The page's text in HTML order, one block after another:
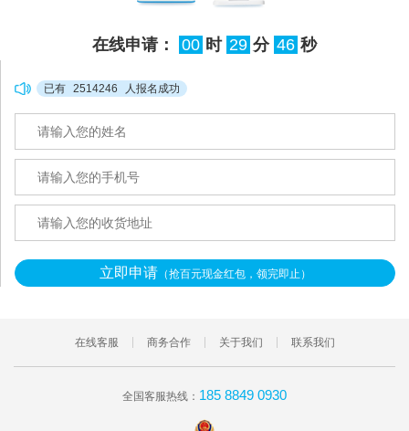
在线申请： 00 时 29 分 46 秒
已有 2514246 人报名成功
立即申请（抢百元现金红包，领完即止）
在线客服 商务合作 关于我们 联系我们
全国客服热线： 185 8849 0930